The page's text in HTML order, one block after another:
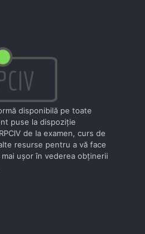
disponibilă pe toate
puse la dispoziţie
de la examen, curs de
resurse pentru a vă face
uşor în vederea obţinerii